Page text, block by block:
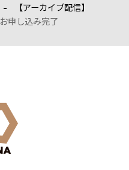
【アーカイブ配信】
お申し込み完了